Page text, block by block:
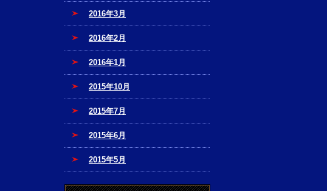
2016年3月
2016年2月
2016年1月
2015年10月
2015年7月
2015年6月
2015年5月